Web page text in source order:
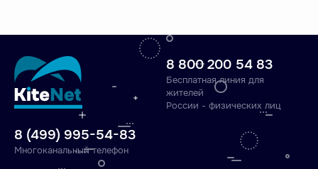
8 800 200 54 83
Бесплатная линия для
жителей
России - физических лиц
8 (499) 995-54-83
Многоканальный телефон